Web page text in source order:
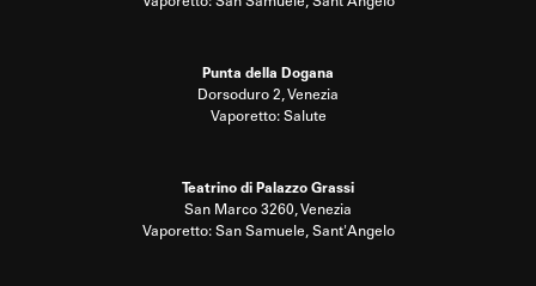
Punta della Dogana
Dorsoduro 2, Venezia
Vaporetto: Salute
Teatrino di Palazzo Grassi
San Marco 3260, Venezia
Vaporetto: San Samuele, Sant'Angelo